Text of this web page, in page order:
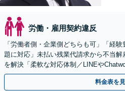
労働・雇用契約違反
「労働者側・企業側どちらも可」「経
題に対応」未払い残業代請求から不当
を解決「柔軟な対応体制／LINEや
用可」【休日・夜間相談可】
料金表を